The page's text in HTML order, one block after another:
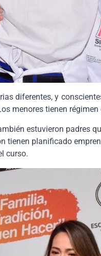
diferentes, y
menores tienen
estuvieron padres
tienen planificado
curso.